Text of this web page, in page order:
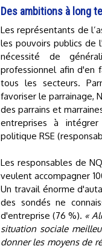
Des ambitions à long
Les représentants de
les pouvoirs publics
nécessité de
professionnel afin d'en
tous les secteurs.
favoriser le parrainage,
des parrains et
entreprises à
politique RSE
Les responsables de
veulent accompagner
Un travail énorme
des sondés ne
d'entreprise (76 %). «
situation sociale
donner les moyens de